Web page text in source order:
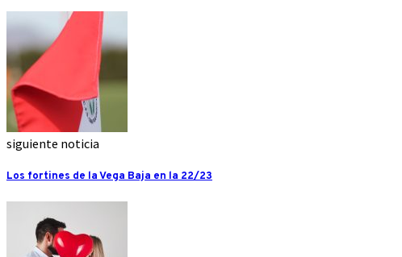
siguiente noticia
Los fortines de la Vega Baja en la 22/23